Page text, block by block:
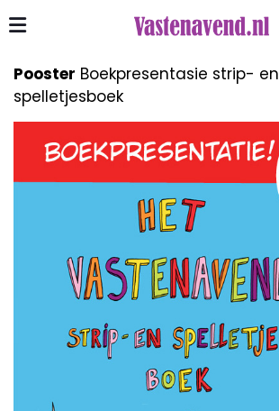
Pooster Boekpresentasie strip- en
spelletjesboek